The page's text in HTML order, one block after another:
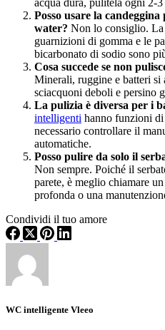
Posso usare la
water? Non lo consiglio. La
guarnizioni di gomma e le
bicarbonato di sodio sono
Cosa succede se non
Minerali, ruggine e batteri
sciacquoni deboli e persino
La pulizia è diversa per i
intelligenti hanno funzioni
necessario controllare il
automatiche.
Posso pulire da solo il
Non sempre. Poiché il
parete, è meglio chiamare
profonda o una
Condividi il tuo amore
WC intelligente Vleeo